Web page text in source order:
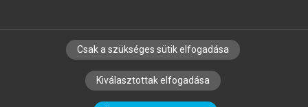
SZERZŐKNEK CÉGEKNEK KÖNYVTÁROSOKNAK
SZERKESZTÉSI ÉS LEKTORÁLÁSI ALAPELVEK
Csak a szükséges sütik elfogadása
Kiválasztottak elfogadása